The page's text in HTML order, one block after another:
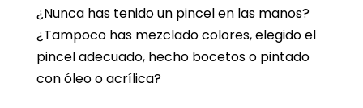
¿Nunca has tenido un pincel en las manos?
¿Tampoco has mezclado colores, elegido el
pincel adecuado, hecho bocetos o pintado
con óleo o acrílica?